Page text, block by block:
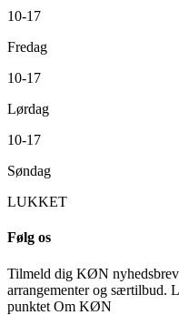
10-17
Fredag
10-17
Lørdag
10-17
Søndag
LUKKET
Følg os
Tilmeld dig KØN
arrangementer og særtilbud.
punktet Om KØN